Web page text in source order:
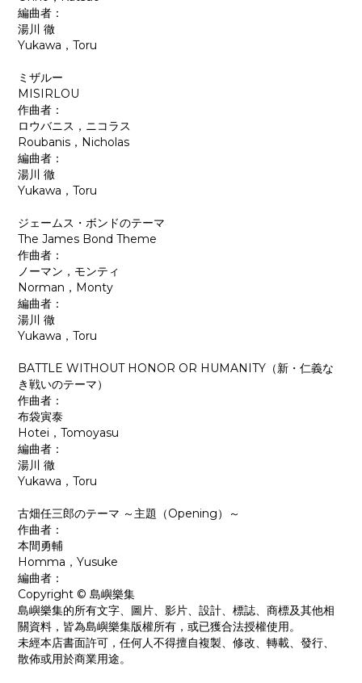
編曲者：
湯川 徹
Yukawa，Toru
ミザルー
MISIRLOU
作曲者：
ロウバニス，ニコラス
Roubanis，Nicholas
編曲者：
湯川 徹
Yukawa，Toru
ジェームス・ボンドのテーマ
The James Bond Theme
作曲者：
ノーマン，モンティ
Norman，Monty
編曲者：
湯川 徹
Yukawa，Toru
BATTLE WITHOUT HONOR OR HUMANITY（新・仁義な
き戦いのテーマ）
作曲者：
布袋寅泰
Hotei，Tomoyasu
編曲者：
湯川 徹
Yukawa，Toru
古畑任三郎のテーマ ～主題（Opening）～
作曲者：
本間勇輔
Homma，Yusuke
編曲者：
Copyright © 島嶼樂集
島嶼樂集的所有文字、圖片、影片、設計、標誌、商標及其他相
關資料，皆為島嶼樂集版權所有，或已獲合法授權使用。
未經本店書面許可，任何人不得擅自複製、修改、轉載、發行、
散佈或用於商業用途。